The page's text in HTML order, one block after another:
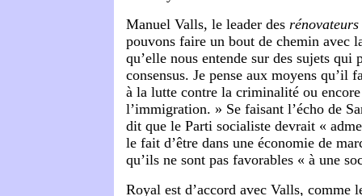
Manuel Valls, le leader des rénovateurs
pouvons faire un bout de chemin avec
qu’elle nous entende sur des sujets qui
consensus. Je pense aux moyens qu’il
à la lutte contre la criminalité ou
l’immigration. » Se faisant l’écho de
dit que le Parti socialiste devrait «
le fait d’être dans une économie de
qu’ils ne sont pas favorables « à une
Royal est d’accord avec Valls, comme